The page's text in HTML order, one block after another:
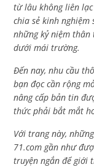
từ lâu không liên
chia sẻ kinh
những kỷ niệm
dưới mái trường.
Đến nay, nhu cầu
bạn đọc cần rộng
nâng cấp bản tin
thức phải bắt mắt
Với trang này,
71.com gần như
truyện ngắn để giới